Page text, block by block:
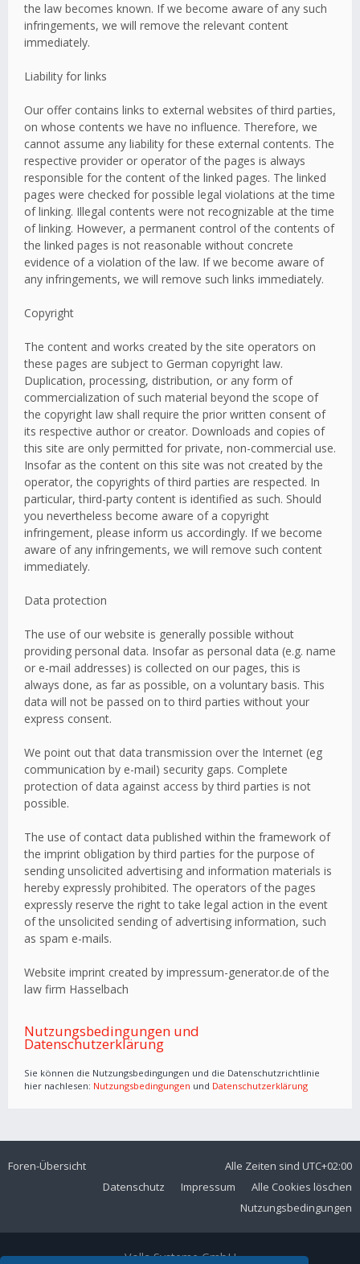
the law becomes known. If we become aware of any such
infringements, we will remove the relevant content
immediately.
Liability for links
Our offer contains links to external websites of third parties,
on whose contents we have no influence. Therefore, we
cannot assume any liability for these external contents. The
respective provider or operator of the pages is always
responsible for the content of the linked pages. The linked
pages were checked for possible legal violations at the time
of linking. Illegal contents were not recognizable at the time
of linking. However, a permanent control of the contents of
the linked pages is not reasonable without concrete
evidence of a violation of the law. If we become aware of
any infringements, we will remove such links immediately.
Copyright
The content and works created by the site operators on
these pages are subject to German copyright law.
Duplication, processing, distribution, or any form of
commercialization of such material beyond the scope of
the copyright law shall require the prior written consent of
its respective author or creator. Downloads and copies of
this site are only permitted for private, non-commercial use.
Insofar as the content on this site was not created by the
operator, the copyrights of third parties are respected. In
particular, third-party content is identified as such. Should
you nevertheless become aware of a copyright
infringement, please inform us accordingly. If we become
aware of any infringements, we will remove such content
immediately.
Data protection
The use of our website is generally possible without
providing personal data. Insofar as personal data (e.g. name
or e-mail addresses) is collected on our pages, this is
always done, as far as possible, on a voluntary basis. This
data will not be passed on to third parties without your
express consent.
We point out that data transmission over the Internet (eg
communication by e-mail) security gaps. Complete
protection of data against access by third parties is not
possible.
The use of contact data published within the framework of
the imprint obligation by third parties for the purpose of
sending unsolicited advertising and information materials is
hereby expressly prohibited. The operators of the pages
expressly reserve the right to take legal action in the event
of the unsolicited sending of advertising information, such
as spam e-mails.
Website imprint created by impressum-generator.de of the
law firm Hasselbach
Nutzungsbedingungen und
Datenschutzerklärung
Sie können die Nutzungsbedingungen und die Datenschutzrichtlinie
hier nachlesen: Nutzungsbedingungen und Datenschutzerklärung
Foren-Übersicht Alle Zeiten sind UTC+02:00
Alle Cookies löschen
Impressum
Datenschutz
Nutzungsbedingungen
Volla Systeme GmbH